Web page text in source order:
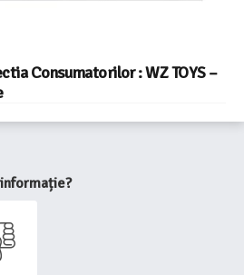
Consumatorilor : WZ TOYS –